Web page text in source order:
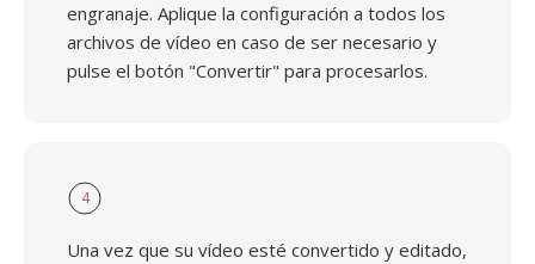
engranaje. Aplique la configuración a todos los
archivos de vídeo en caso de ser necesario y
pulse el botón "Convertir" para procesarlos.
4
Una vez que su vídeo esté convertido y editado,